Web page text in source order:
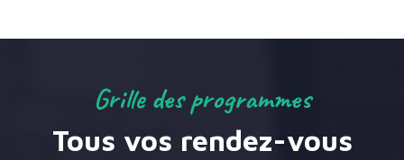
Grille des programmes
Tous vos rendez-vous